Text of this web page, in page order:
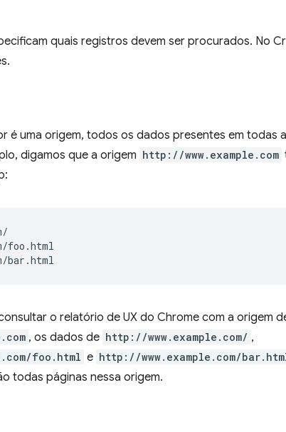
quais registros devem ser procurados. No
é uma origem, todos os dados presentes em todas
digamos que a origem http://www.example.com
foo.html
o relatório de UX do Chrome com a origem
, os dados de http://www.example.com/ ,
foo.html e http://www.example.com/
todas páginas nessa origem.